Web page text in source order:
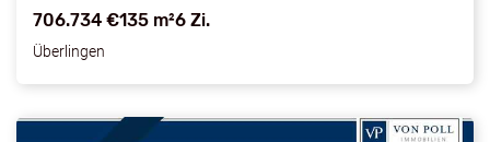
706.734 €135 m²6 Zi.
Überlingen